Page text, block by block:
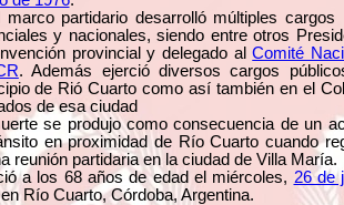
marco partidario desarrolló múltiples cargos
y nacionales, siendo entre otros
provincial y delegado alComité
. Además ejerció diversos cargos
de Rió Cuarto como así también en el
de esa ciudad
se produjo como consecuencia de un
en proximidad de Río Cuarto cuando
reunión partidaria en la ciudad de Villa María.
a los 68 años de edad el miércoles, 26 de
Río Cuarto, Córdoba, Argentina.